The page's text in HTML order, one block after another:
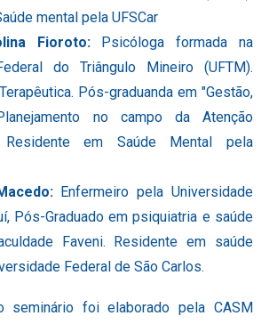
mental pela UFSCar
Fioroto:Psicóloga formada na
do Triângulo Mineiro (UFTM).
Pós-graduanda em "Gestão,
no campo da Atenção
Residente em Saúde Mental pela
Enfermeiro pela Universidade
Pós-Graduado em psiquiatria e saúde
Faveni. Residente em saúde
Federal de São Carlos.
seminário foi elaborado pela CASM